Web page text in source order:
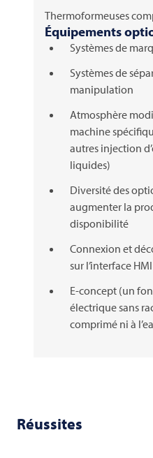
Thermoformeuses
Équipements
Systèmes de
Systèmes de
manipulation
Atmosphère
machine
autres injection
liquides)
Diversité des
augmenter la
disponibilité
Connexion et
sur l’interface HMI
E-concept (un
électrique sans
comprimé ni à
Réussites